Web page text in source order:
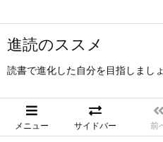
進読のススメ
読書で進化した自分を目指しまし
メニュー サイドバー 前